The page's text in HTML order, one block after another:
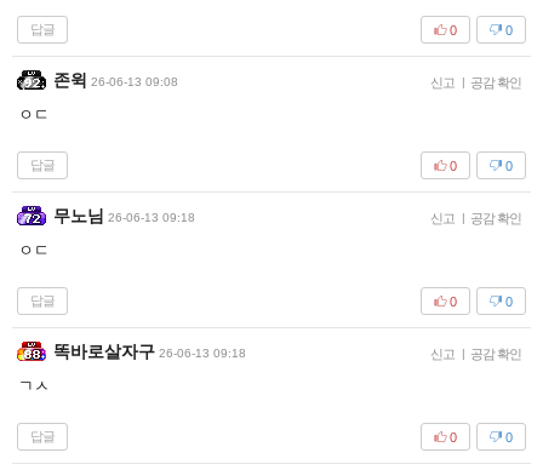
답글 0
0
존윅 26-06-13 09:08 신고 | 공감 확인
ㅇㄷ
답글 0
0
무노님 26-06-13 09:18 신고 | 공감 확인
ㅇㄷ
답글 0
0
똑바로살자구 26-06-13 09:18 신고 | 공감 확인
ㄱㅅ
답글 0
0